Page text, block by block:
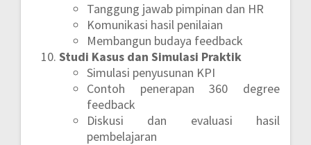
Tanggung jawab pimpinan dan HR
Komunikasi hasil penilaian
Membangun budaya feedback
Studi Kasus dan Simulasi Praktik
Simulasi penyusunan KPI
Contoh penerapan 360 degree
feedback
Diskusi dan evaluasi hasil
pembelajaran